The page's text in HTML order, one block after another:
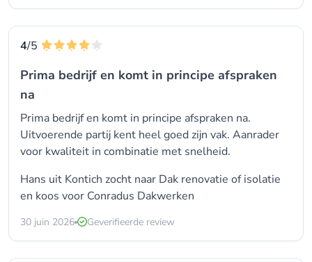
4/5
Prima bedrijf en komt in principe afspraken
na
Prima bedrijf en komt in principe afspraken na.
Uitvoerende partij kent heel goed zijn vak. Aanrader
voor kwaliteit in combinatie met snelheid.
Hans uit Kontich zocht naar Dak renovatie of isolatie
en koos voor Conradus Dakwerken
30 juin 2026 Geverifieerde review